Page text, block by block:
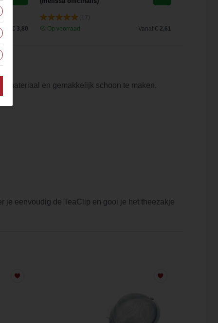
€ 3,80
Op voorraad
Vanaf € 2,61
materiaal en gemakkelijk schoon te maken.
je eenvoudig de TeaClip en gooi je het theezakje